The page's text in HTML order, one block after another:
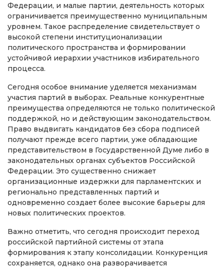
Федерации, и малые партии, деятельность которых
ограничивается преимущественно муниципальным
уровнем. Такое распределение свидетельствует о
высокой степени институционализации
политического пространства и формировании
устойчивой иерархии участников избирательного
процесса.
Сегодня особое внимание уделяется механизмам
участия партий в выборах. Реальные конкурентные
преимущества определяются не только политической
поддержкой, но и действующим законодательством.
Право выдвигать кандидатов без сбора подписей
получают прежде всего партии, уже обладающие
представительством в Государственной Думе либо в
законодательных органах субъектов Российской
Федерации. Это существенно снижает
организационные издержки для парламентских и
регионально представленных партий и
одновременно создает более высокие барьеры для
новых политических проектов.
Важно отметить, что сегодня происходит переход
российской партийной системы от этапа
формирования к этапу консолидации. Конкуренция
сохраняется, однако она разворачивается